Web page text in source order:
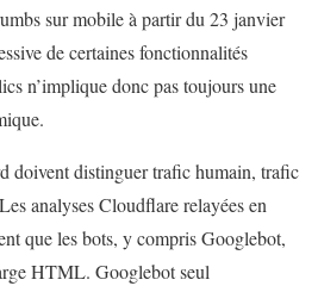
sur mobile à partir du 23 janvier
de certaines fonctionnalités
n’implique donc pas toujours une
doivent distinguer trafic humain, trafic
analyses Cloudflare relayées en
que les bots, y compris Googlebot,
HTML. Googlebot seul